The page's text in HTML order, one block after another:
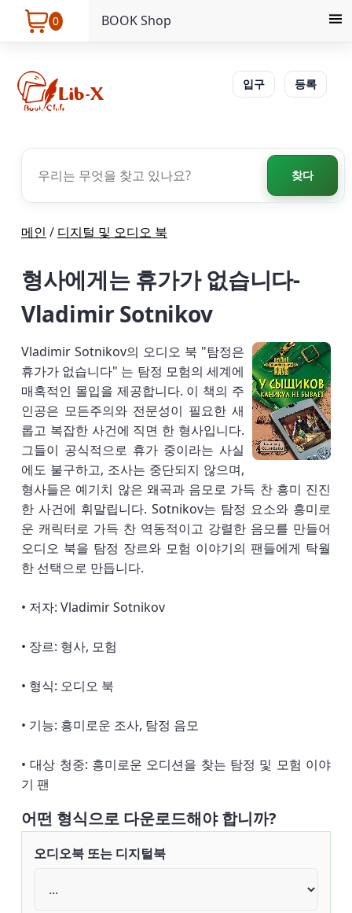
0 BOOK Shop
입구 등록
찾다
메인 / 디지털 및 오디오 북
형사에게는 휴가가 없습니다-
Vladimir Sotnikov
Vladimir Sotnikov의 오디오 북 "탐정은
휴가가 없습니다" 는 탐정 모험의 세계에
매혹적인 몰입을 제공합니다. 이 책의 주
인공은 모든주의와 전문성이 필요한 새
롭고 복잡한 사건에 직면 한 형사입니다.
그들이 공식적으로 휴가 중이라는 사실
에도 불구하고, 조사는 중단되지 않으며,
형사들은 예기치 않은 왜곡과 음모로 가득 찬 흥미 진진
한 사건에 휘말립니다. Sotnikov는 탐정 요소와 흥미로
운 캐릭터로 가득 찬 역동적이고 강렬한 음모를 만들어
오디오 북을 탐정 장르와 모험 이야기의 팬들에게 탁월
한 선택으로 만듭니다.
• 저자: Vladimir Sotnikov
• 장르: 형사, 모험
• 형식: 오디오 북
• 기능: 흥미로운 조사, 탐정 음모
• 대상 청중: 흥미로운 오디션을 찾는 탐정 및 모험 이야
기 팬
어떤 형식으로 다운로드해야 합니까?
오디오북 또는 디지털북